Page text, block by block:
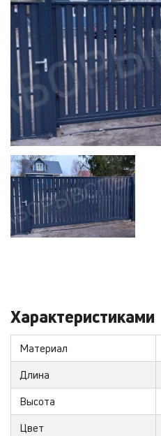
Характеристиками
Материал
Длина
Высота
Цвет